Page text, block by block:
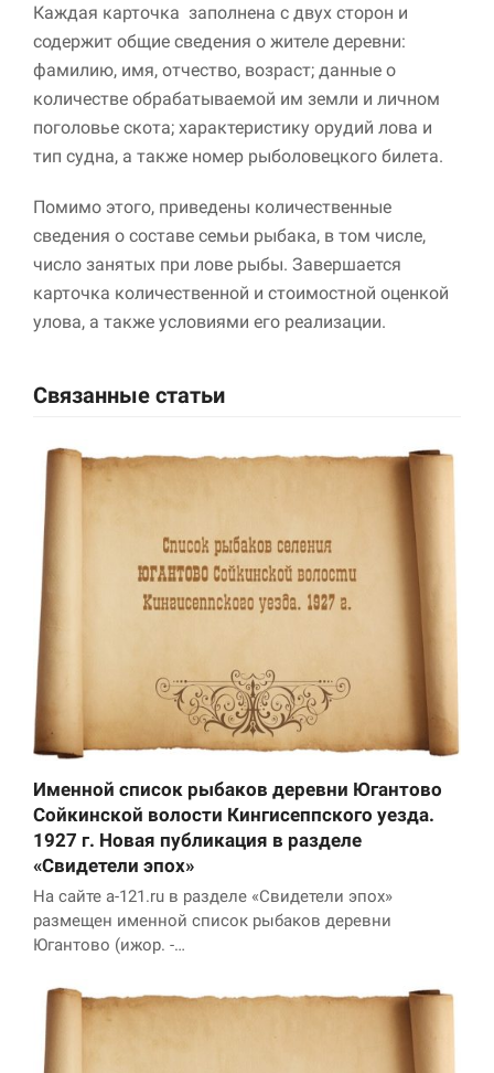
Каждая карточка заполнена с двух сторон и
содержит общие сведения о жителе деревни:
фамилию, имя, отчество, возраст; данные о
количестве обрабатываемой им земли и личном
поголовье скота; характеристику орудий лова и
тип судна, а также номер рыболовецкого билета.
Помимо этого, приведены количественные
сведения о составе семьи рыбака, в том числе,
число занятых при лове рыбы. Завершается
карточка количественной и стоимостной оценкой
улова, а также условиями его реализации.
Связанные статьи
Именной список рыбаков деревни Югантово
Сойкинской волости Кингисеппского уезда.
1927 г. Новая публикация в разделе
«Свидетели эпох»
На сайте a-121.ru в разделе «Свидетели эпох»
размещен именной список рыбаков деревни
Югантово (ижор. -…
Использование
этих файлов cookie
обязательно. Они
функционирования
веб-сайта.
Статистика и
аналитика
Для того чтобы
улучшить
функциональность
сайта, исходя из
Пользовательский
опыт
эффективной работы
нашего сайта во
время вашего
посещения, отказ от
использования этих
исчезновению
некоторых функций
сайта.
Маркетинг
Делясь своими
интересами и
посещения нашего
сайта, вы повышаете
контент и